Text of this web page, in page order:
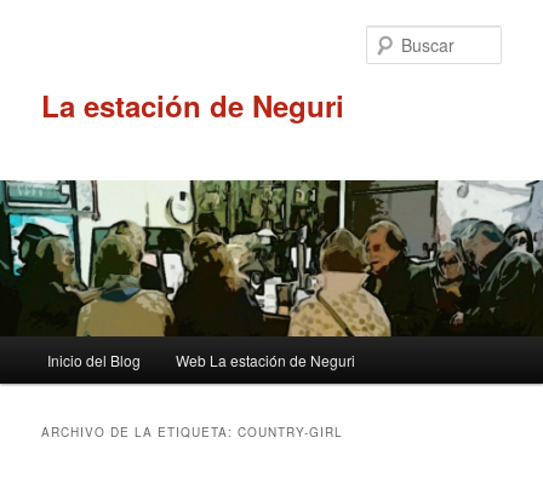
La estación de Neguri
principal
Inicio del Blog Web La estación de Neguri
ARCHIVO DE LA ETIQUETA:COUNTRY-GIRL